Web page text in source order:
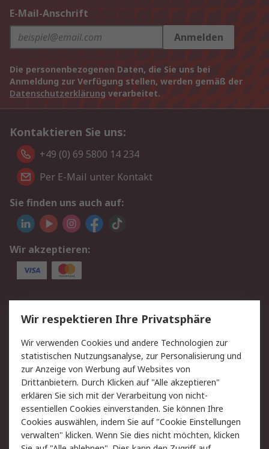
E-Mail-Anschrift
Anmelden
Die personenbezogenen Daten, die Sie uns bei
Anmeldung zur Verfügung stellen, werden gemäß der
Datenschutzerklärung verarbeitet.
Kontaktieren Sie uns:
+49 (0) 69 5800 14 234
Per E-Mail unter Kontakt
Sie finden uns auch auf:
Wir akzeptieren:
Service
Value Added Services
Lieferlösungen
Rücksendungen
Kontakt
Hilfe
Privatkunden
Rechtliches
AGB
Datenschutz
Cookie-Richtlinie
Zahlungsbedingungen
Wir respektieren Ihre Privatsphäre
Wir verwenden Cookies und andere Technologien zur
statistischen Nutzungsanalyse, zur Personalisierung und
zur Anzeige von Werbung auf Websites von
Drittanbietern. Durch Klicken auf "Alle akzeptieren"
erklären Sie sich mit der Verarbeitung von nicht-
essentiellen Cookies einverstanden. Sie können Ihre
Cookies auswählen, indem Sie auf "Cookie Einstellungen
verwalten" klicken. Wenn Sie dies nicht möchten, klicken